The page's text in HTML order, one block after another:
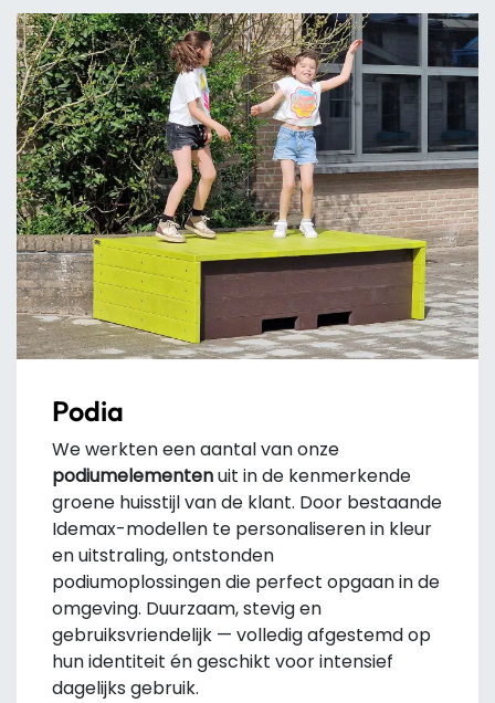
Podia
We werkten een aantal van onze
podiumelementenuit in de kenmerkende
groene huisstijl van de klant. Door bestaande
Idemax-modellen te personaliseren in kleur
en uitstraling, ontstonden
podiumoplossingen die perfect opgaan in de
omgeving. Duurzaam, stevig en
gebruiksvriendelijk — volledig afgestemd op
hun identiteit én geschikt voor intensief
dagelijks gebruik.